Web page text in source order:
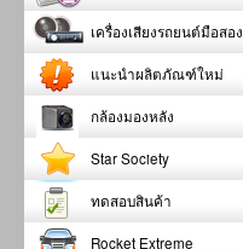
เครื่องเสียงรถยนต์มือสอง
แนะนำผลิตภัณฑ์ใหม่
กล้องมองหลัง
Star Society
ทดสอบสินค้า
Rocket Extreme